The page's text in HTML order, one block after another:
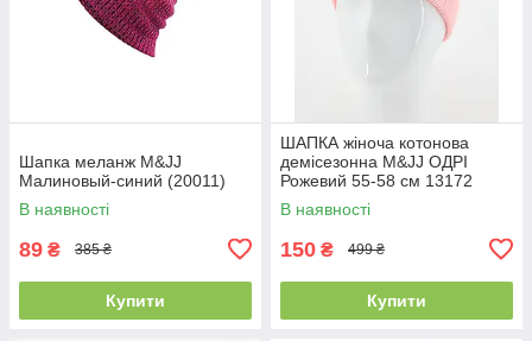
Шапка меланж M&JJ
Малиновый-синий (20011)
В наявності
89 ₴ 385 ₴
Купити
ШАПКА жіноча котонова
демісезонна M&JJ ОДРІ
Рожевий 55-58 см 13172
В наявності
150 ₴ 499 ₴
Купити